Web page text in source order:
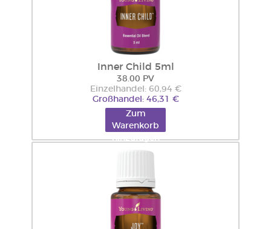
Inner Child 5ml
38.00 PV
Einzelhandel: 60,94 €
Großhandel: 46,31 €
Zum
Warenkorb
hinzufügen